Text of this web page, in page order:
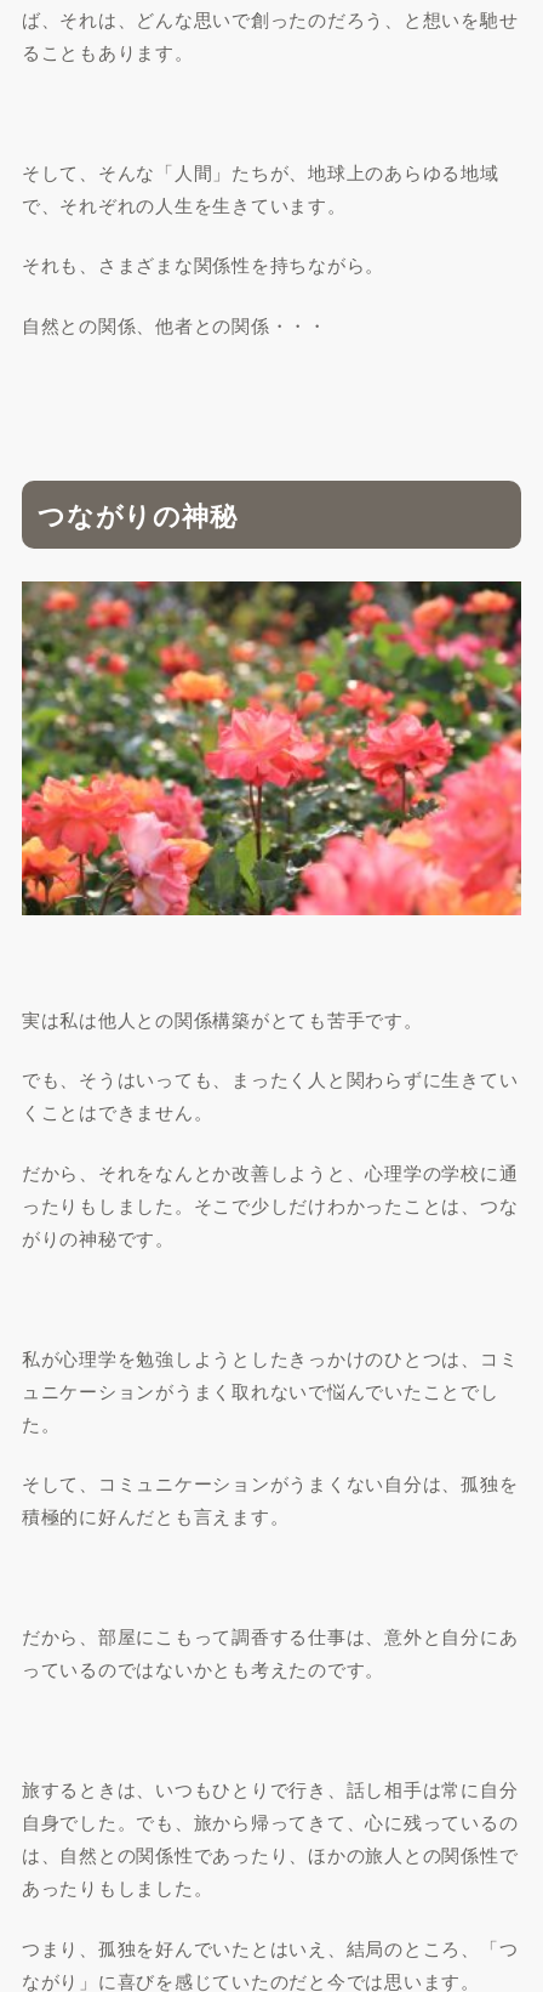
ば、それは、どんな思いで創ったのだろう、と想いを馳せ
ることもあります。
そして、そんな「人間」たちが、地球上のあらゆる地域
で、それぞれの人生を生きています。
それも、さまざまな関係性を持ちながら。
自然との関係、他者との関係・・・
つながりの神秘
実は私は他人との関係構築がとても苦手です。
でも、そうはいっても、まったく人と関わらずに生きてい
くことはできません。
だから、それをなんとか改善しようと、心理学の学校に通
ったりもしました。そこで少しだけわかったことは、つな
がりの神秘です。
私が心理学を勉強しようとしたきっかけのひとつは、コミ
ュニケーションがうまく取れないで悩んでいたことでし
た。
そして、コミュニケーションがうまくない自分は、孤独を
積極的に好んだとも言えます。
だから、部屋にこもって調香する仕事は、意外と自分にあ
っているのではないかとも考えたのです。
旅するときは、いつもひとりで行き、話し相手は常に自分
自身でした。でも、旅から帰ってきて、心に残っているの
は、自然との関係性であったり、ほかの旅人との関係性で
あったりもしました。
つまり、孤独を好んでいたとはいえ、結局のところ、「つ
ながり」に喜びを感じていたのだと今では思います。